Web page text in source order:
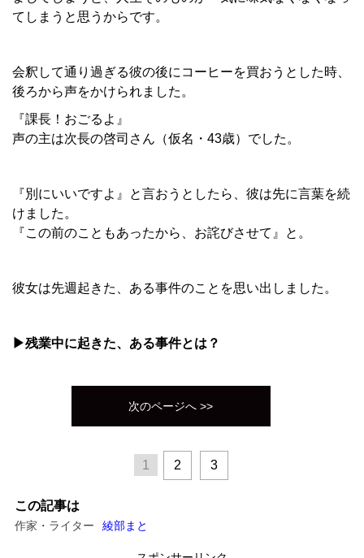
てしまうと思うからです。
会釈して通り過ぎる彼の後にコーヒーを買おうとした時、
後ろから声をかけられました。
『課長！おごるよ』
声の主は次長の啓司さん（仮名・43歳）でした。
『別にいいですよ』と言おうとしたら、彼は先に言葉を続
けました。
『この前のこともあったから、お詫びさせて』と。
彼女は先週起きた、ある事件のことを思い出しました。
▶残業中に起きた、ある事件とは？
次のページへ >>
1 2 3
この記事は
作家・ライター 綾部まと